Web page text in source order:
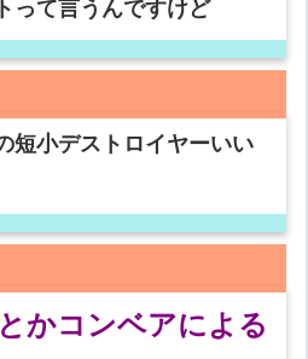
って言うんですけど
短小デストロイヤーいい
かコンベアによる